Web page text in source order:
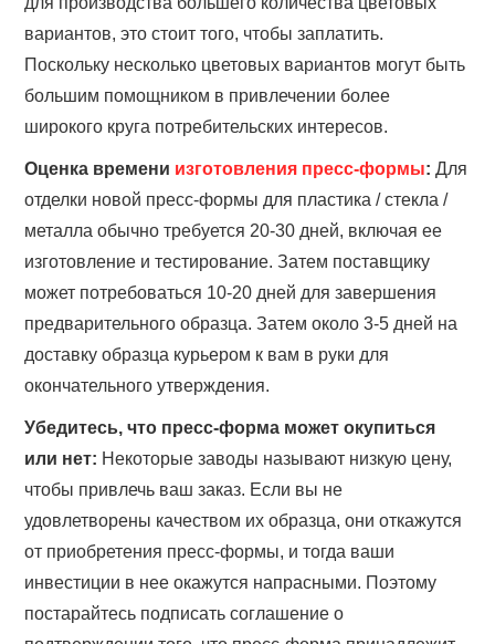
вариантов, это стоит того, чтобы заплатить.
Поскольку несколько цветовых вариантов могут быть
большим помощником в привлечении более
широкого круга потребительских интересов.
Оценка времени изготовления пресс-формы:Для
отделки новой пресс-формы для пластика / стекла /
металла обычно требуется 20-30 дней, включая ее
изготовление и тестирование. Затем поставщику
может потребоваться 10-20 дней для завершения
предварительного образца. Затем около 3-5 дней на
доставку образца курьером к вам в руки для
окончательного утверждения.
Убедитесь, что пресс-форма может окупиться
или нет: Некоторые заводы называют низкую цену,
чтобы привлечь ваш заказ. Если вы не
удовлетворены качеством их образца, они откажутся
от приобретения пресс-формы, и тогда ваши
инвестиции в нее окажутся напрасными. Поэтому
постарайтесь подписать соглашение о